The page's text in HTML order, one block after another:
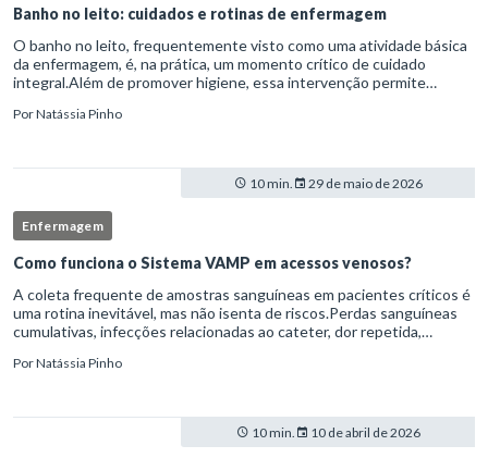
Banho no leito: cuidados e rotinas de enfermagem
O banho no leito, frequentemente visto como uma atividade básica
da enfermagem, é, na prática, um momento crítico de cuidado
integral.Além de promover higiene, essa intervenção permite
PorNatássia Pinho
10 min. 29 de maio de 2026
Enfermagem
Como funciona o Sistema VAMP em acessos venosos?
A coleta frequente de amostras sanguíneas em pacientes críticos é
uma rotina inevitável, mas não isenta de riscos.Perdas sanguíneas
cumulativas, infecções relacionadas ao cateter, dor repetida,
PorNatássia Pinho
10 min. 10 de abril de 2026